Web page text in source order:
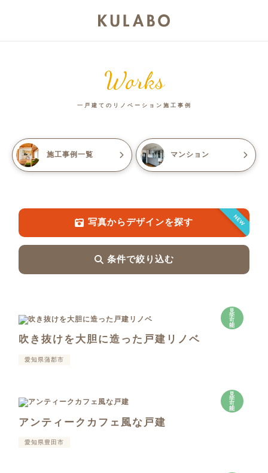
Works
一戸建てのリノベーション施工事例
施工事例一覧 マンション
NEW
写真からデザインを探す
条件で絞り込む
見
学
可
能
吹き抜けを大胆に造った戸建リノベ
愛知県蒲郡市
見
学
可
能
アンティークカフェ風な戸建
愛知県豊田市